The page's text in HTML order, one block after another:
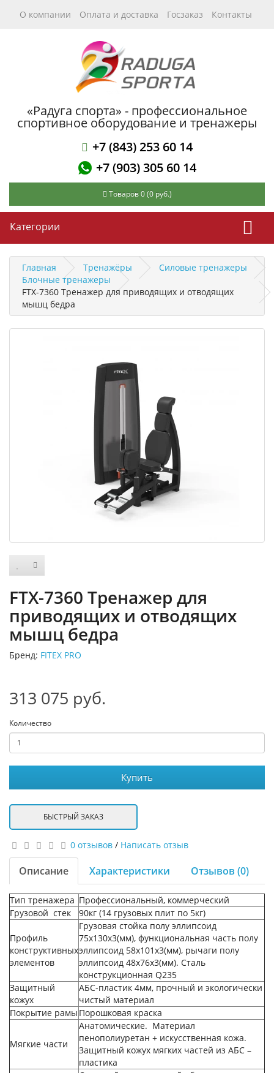
О компании Оплата и доставка Госзаказ Контакты
«Радуга спорта» - профессиональное
спортивное оборудование и тренажеры
+7 (843) 253 60 14
+7 (903) 305 60 14
Товаров 0 (0 руб.)
Категории
Главная Тренажёры
Силовые тренажеры
Блочные тренажеры
FTX-7360 Тренажер для приводящих и отводящих
мышц бедра
FTX-7360 Тренажер для
приводящих и отводящих
мышц бедра
Бренд: FITEX PRO
313 075 руб.
Количество
Купить
БЫСТРЫЙ ЗАКАЗ
0 отзывов / Написать отзыв
Описание Характеристики Отзывов (0)
Тип тренажера Профессиональный, коммерческий
Грузовой стек
90кг (14 грузовых плит по 5кг)
Профиль
конструктивных
элементов
Грузовая стойка полу эллипсоид
75х130х3(мм), функциональная часть полу
эллипсоид 58х101х3(мм), рычаги полу
эллипсоид 48х76х3(мм). Сталь
конструкционная Q235
Защитный
кожух
АБС-пластик 4мм, прочный и экологически
чистый материал
Покрытие рамы Порошковая краска
Мягкие части
Анатомические. Материал
пенополиуретан + искусственная кожа.
Защитный кожух мягких частей из АБС –
пластика